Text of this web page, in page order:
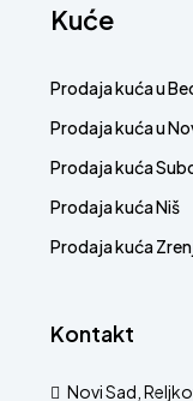
Kuće
Prodaja kuća u
Prodaja kuća u
Prodaja kuća
Prodaja kuća Niš
Prodaja kuća
Kontakt
Novi Sad,